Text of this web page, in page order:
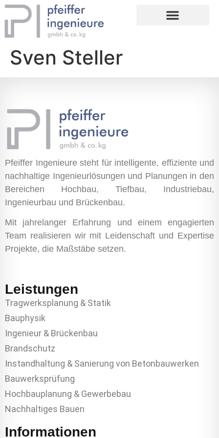
Sven Steller
Pfeiffer Ingenieure steht für intelligente, effiziente und
nachhaltige Ingenieurlösungen und Planungen in den
Bereichen Hochbau, Tiefbau, Industriebau,
Ingenieurbau und Brückenbau.
Mit jahrelanger Erfahrung und einem engagierten
Team realisieren wir mit Leidenschaft und Expertise
Projekte, die Maßstäbe setzen.
Leistungen
Tragwerksplanung & Statik
Bauphysik
Ingenieur & Brückenbau
Brandschutz
Instandhaltung & Sanierung von Betonbauwerken
Bauwerksprüfung
Hochbauplanung & Gewerbebau
Nachhaltiges Bauen
Informationen